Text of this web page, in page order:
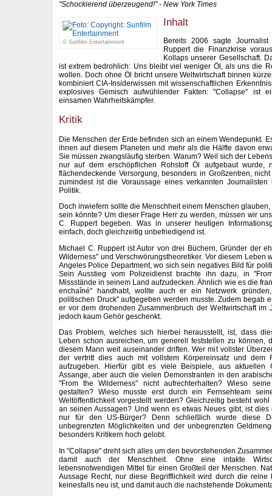
"Schockierend überzeugend!" - New York Times
© Sunfilm Entertainment
Inhalt
Bereits 2006 sagte
Ruppert die Finanzkrise
Kollaps unserer Gesellschaft.
ist extrem bedrohlich: Uns bleibt viel weniger Öl, als uns die
wollen. Doch ohne Öl bricht unsere Weltwirtschaft binnen
kombiniert CIA-Insiderwissen mit wissenschaftlichen
explosives Gemisch aufwühlender Fakten: "Collapse" ist
einsamen Wahrheitskämpfer.
Kritik
Die Menschen der Erde befinden sich an einem Wendepunkt.
ihnen auf diesem Planeten und mehr als die Hälfte davon
Sie müssen zwangsläufig sterben. Warum? Weil sich der
nur auf dem erschöpflichen Rohstoff Öl aufgebaut wurde,
flächendeckende Versorgung, besonders in Großzentren,
zumindest ist die Voraussage eines verkannten
Politik.
Doch inwiefern sollte die Menschheit einem Menschen
sein könnte? Um dieser Frage Herr zu werden, müssen wir
C. Ruppert begeben. Was in unserer heutigen
einfach, doch gleichzeitig unbefriedigend ist.
Michael C. Ruppert ist Autor von drei Büchern, Gründer der
Wilderness" und Verschwörungstheoretiker. Vor diesem Leben
Angeles Police Department, wo sich sein negatives Bild für
Sein Ausstieg vom Polizeidienst brachte ihn dazu, in
Missstände in seinem Land aufzudecken. Ähnlich wie es die
enchaîné" handhabt, wollte auch er ein Netzwerk
politischen Druck" aufgegeben werden musste. Zudem begab
er vor dem drohenden Zusammenbruch der Weltwirtschaft im
jedoch kaum Gehör geschenkt.
Das Problem, welches sich hierbei herausstellt, ist, dass
Leben schon ausreichen, um generell feststellen zu können,
diesem Mann weit auseinander driften. Wer mit vollster
der vertritt dies auch mit vollstem Körpereinsatz und dem
aufzugeben. Hierfür gibt es viele Beispiele, aus aktuellen
Assange, aber auch die vielen Demonstranten in den
"From the Wilderness" nicht aufrechterhalten? Wieso
gestalten? Wieso musste erst durch ein Fernsehteam
Weltöffentlichkeit vorgestellt werden? Gleichzeitig besteht
an seinen Aussagen? Und wenn es etwas Neues gibt, ist
nur für den US-Bürger? Denn schließlich wurde diese
unbegrenzten Möglichkeiten und der unbegrenzten
besonders Kritikern hoch gelobt.
In "Collapse" dreht sich alles um den bevorstehenden
damit auch der Menschheit. Ohne eine intakte
lebensnotwendigen Mittel für einen Großteil der Menschen.
Aussage Recht, nur diese Begrifflichkeit wird durch die reine
keinesfalls neu ist, und damit auch die nachstehende